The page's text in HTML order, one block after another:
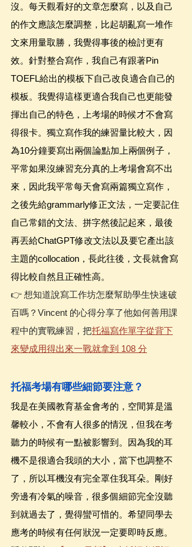
沒。每天觀看好的文章怎麼寫，以及自己
的作文應該怎麼調整，比起胡亂寫一堆作
文來用量取勝，我覺得事後的檢討更有
效。針對整合寫作，我自己有跟著Pin
TOEFL給出的模板下自己改良適合自己的
模板。我覺得這樣更適合我自己也更能發
揮出自己的特色，上考場的時候才不會寫
得很卡。獨立寫作我的練習量比較大，因
為10分鐘要寫出兩個論點加上兩個例子，
平常如果沒練習充分真的上考場會寫不出
來，因此我平常每天會寫兩篇獨立寫作，
之後先給grammarly修正文法，一定要記住
自己常錯的文法、拼字然後記起來，最後
再丟給ChatGPT修改文法以及要它產出該
主題的collocation，長此往後，文長就會寫
得比較自然且正確性高。
👉 想知道說寫工作坊怎麼幫助學生快速破
百嗎？Vincent 的心得分享了他如何善用課
程中的實戰練習，把托福寫作單字從背下
來變成用得出來一戰就拿到 108 分
托福考場有哪些細節要注意？
我是在美國教育基金會考的，空間算是溫
馨較小，不會有人很多的情況，但我在考
聽力的時候有一點被影響到。因為我的耳
機不是很適合我頭的大小，當下也調整不
了，所以耳機沒有完全罩住我耳朵。剛好
旁邊有冷氣的噪音，很多個細節完全沒聽
到就過去了，覺得蠻可惜的。希望同學去
應考的時候有任何狀況一定要即時反應。